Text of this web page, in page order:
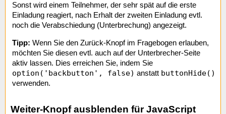
Sonst wird einem Teilnehmer, der sehr spät auf die erste
Einladung reagiert, nach Erhalt der zweiten Einladung evtl.
noch die Verabschiedung (Unterbrechung) angezeigt.
Tipp: Wenn Sie den Zurück-Knopf im Fragebogen erlauben,
möchten Sie diesen evtl. auch auf der Unterbrecher-Seite
aktiv lassen. Dies erreichen Sie, indem Sie
option('backbutton', false) anstatt buttonHide()
verwenden.
Weiter-Knopf ausblenden für JavaScript